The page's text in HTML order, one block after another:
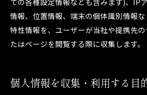
情報、位置情報、端末の個体識別情報
特性情報を、ユーザーが当社や提携先
たはページを閲覧する際に収集します。
個人情報を収集・利用する目